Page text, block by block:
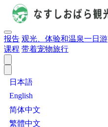
报告 观光、体验和温泉一日游
课程 带着宠物旅行
日本語
English
简体中文
繁體中文